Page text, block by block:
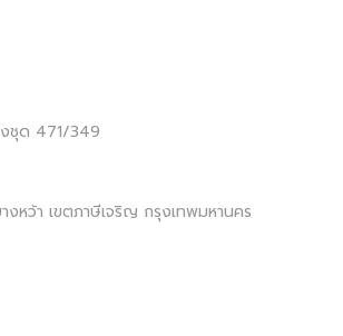
ชุด 471/349
งหว้า เขตภาษีเจริญ กรุงเทพมหานคร